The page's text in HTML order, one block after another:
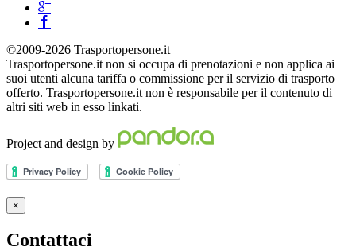
©2009-2026 Trasportopersone.it
Trasportopersone.it non si occupa di prenotazioni e non applica ai
suoi utenti alcuna tariffa o commissione per il servizio di trasporto
offerto. Trasportopersone.it non è responsabile per il contenuto di
altri siti web in esso linkati.
Project and design by
×
Contattaci